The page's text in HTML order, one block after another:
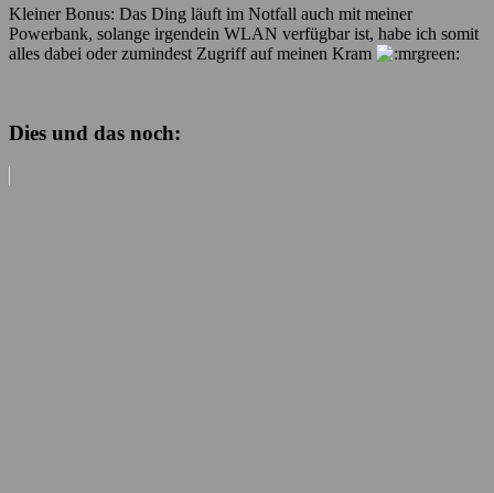
Kleiner Bonus: Das Ding läuft im Notfall auch mit meiner
Powerbank, solange irgendein WLAN verfügbar ist, habe ich somit
alles dabei oder zumindest Zugriff auf meinen Kram
Dies und das noch: